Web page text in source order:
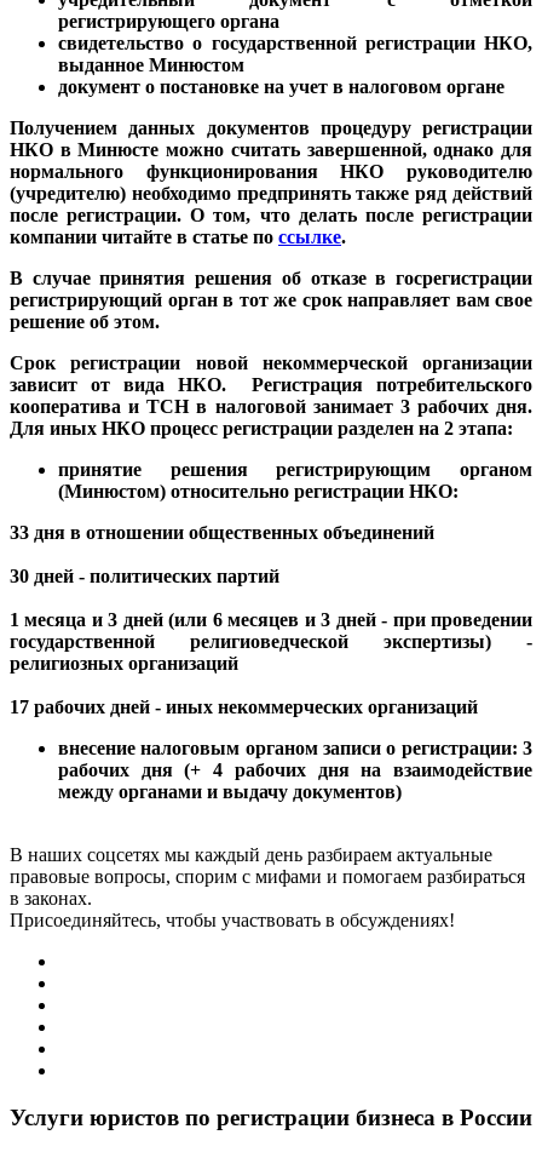
регистрирующего органа
свидетельство о государственной регистрации НКО,
выданное Минюстом
документ о постановке на учет в налоговом органе
Получением данных документов процедуру регистрации
НКО в Минюсте можно считать завершенной, однако для
нормального функционирования НКО руководителю
(учредителю) необходимо предпринять также ряд действий
после регистрации. О том, что делать после регистрации
компании читайте в статье по ссылке.
В случае принятия решения об отказе в госрегистрации
регистрирующий орган в тот же срок направляет вам свое
решение об этом.
Срок регистрации новой некоммерческой организации
зависит от вида НКО. Регистрация потребительского
кооператива и ТСН в налоговой занимает 3 рабочих дня.
Для иных НКО процесс регистрации разделен на 2 этапа:
принятие решения регистрирующим органом
(Минюстом) относительно регистрации НКО:
33 дня в отношении общественных объединений
30 дней - политических партий
1 месяца и 3 дней (или 6 месяцев и 3 дней - при проведении
государственной религиоведческой экспертизы) -
религиозных организаций
17 рабочих дней - иных некоммерческих организаций
внесение налоговым органом записи о регистрации: 3
рабочих дня (+ 4 рабочих дня на взаимодействие
между органами и выдачу документов)
В наших соцсетях мы каждый день разбираем актуальные
правовые вопросы, спорим с мифами и помогаем разбираться
в законах.
Присоединяйтесь, чтобы участвовать в обсуждениях!
Услуги юристов по регистрации бизнеса в России